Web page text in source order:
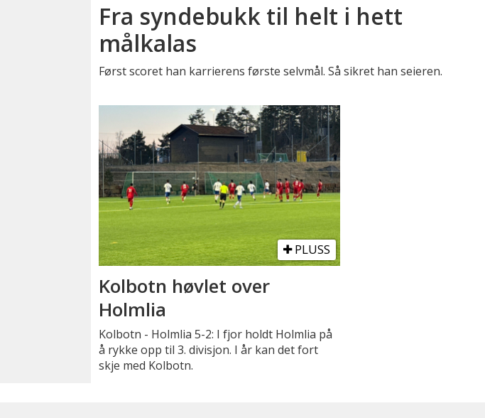
Fra syndebukk til helt i hett
målkalas
Først scoret han karrierens første selvmål. Så sikret han seieren.
PLUSS
Kolbotn høvlet over
Holmlia
Kolbotn - Holmlia 5-2: I fjor holdt Holmlia på
å rykke opp til 3. divisjon. I år kan det fort
skje med Kolbotn.